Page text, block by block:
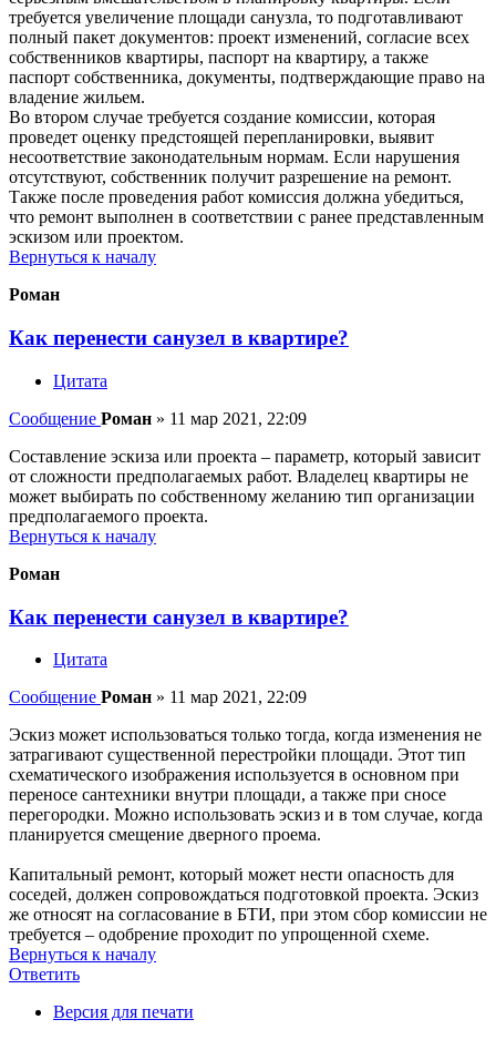
требуется увеличение площади санузла, то подготавливают
полный пакет документов: проект изменений, согласие всех
собственников квартиры, паспорт на квартиру, а также
паспорт собственника, документы, подтверждающие право на
владение жильем.
Во втором случае требуется создание комиссии, которая
проведет оценку предстоящей перепланировки, выявит
несоответствие законодательным нормам. Если нарушения
отсутствуют, собственник получит разрешение на ремонт.
Также после проведения работ комиссия должна убедиться,
что ремонт выполнен в соответствии с ранее представленным
эскизом или проектом.
Вернуться к началу
Роман
Как перенести санузел в квартире?
Цитата
Сообщение Роман » 11 мар 2021, 22:09
Составление эскиза или проекта – параметр, который зависит
от сложности предполагаемых работ. Владелец квартиры не
может выбирать по собственному желанию тип организации
предполагаемого проекта.
Вернуться к началу
Роман
Как перенести санузел в квартире?
Цитата
Сообщение Роман » 11 мар 2021, 22:09
Эскиз может использоваться только тогда, когда изменения не
затрагивают существенной перестройки площади. Этот тип
схематического изображения используется в основном при
переносе сантехники внутри площади, а также при сносе
перегородки. Можно использовать эскиз и в том случае, когда
планируется смещение дверного проема.
Капитальный ремонт, который может нести опасность для
соседей, должен сопровождаться подготовкой проекта. Эскиз
же относят на согласование в БТИ, при этом сбор комиссии не
требуется – одобрение проходит по упрощенной схеме.
Вернуться к началу
Ответить
Ответить
Версия для печати